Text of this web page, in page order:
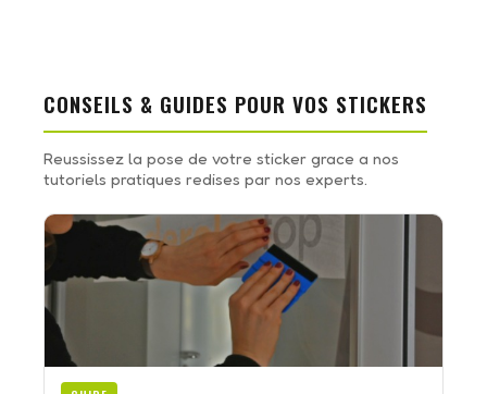
CONSEILS & GUIDES POUR VOS STICKERS
Reussissez la pose de votre sticker grace a nos
tutoriels pratiques redises par nos experts.